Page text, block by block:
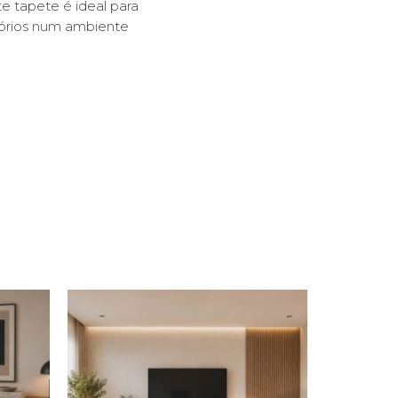
tapete é ideal para
num ambiente